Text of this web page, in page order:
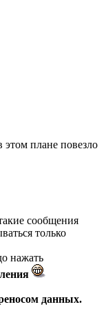
этом плане повезло
сообщения
только
нажать
данных.